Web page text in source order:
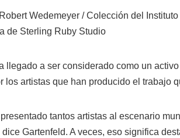
Wedemeyer / Colección del
de Sterling Ruby Studio
llegado a ser considerado como un
los artistas que han producido el trabajo
tantos artistas al escenario
Gartenfeld. A veces, eso significa